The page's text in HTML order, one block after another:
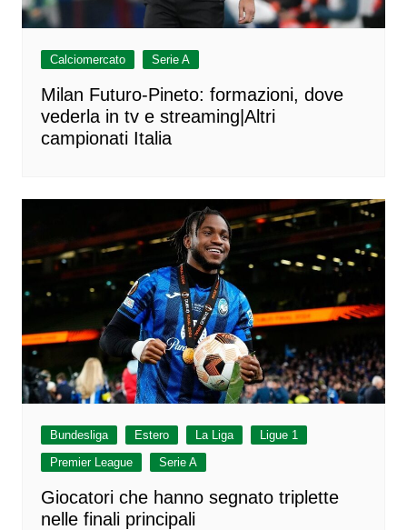
Calciomercato Serie A
Milan Futuro-Pineto: formazioni, dove
vederla in tv e streaming|Altri
campionati Italia
Bundesliga Estero La Liga
Ligue 1
Premier League
Serie A
Giocatori che hanno segnato triplette
nelle finali principali